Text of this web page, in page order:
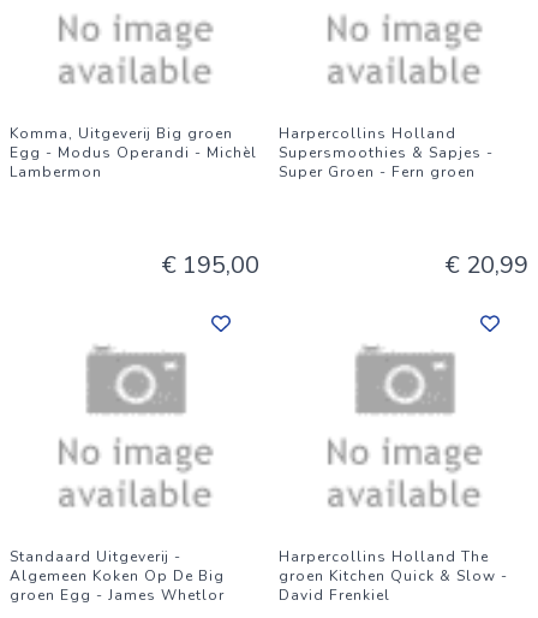
Komma, Uitgeverij Big groen
Egg - Modus Operandi - Michèl
Lambermon
€ 195,00
Harpercollins Holland
Supersmoothies & Sapjes -
Super Groen - Fern groen
€ 20,99
Standaard Uitgeverij -
Algemeen Koken Op De Big
groen Egg - James Whetlor
Harpercollins Holland The
groen Kitchen Quick & Slow -
David Frenkiel